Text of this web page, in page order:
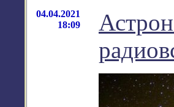
04.04.2021
18:09